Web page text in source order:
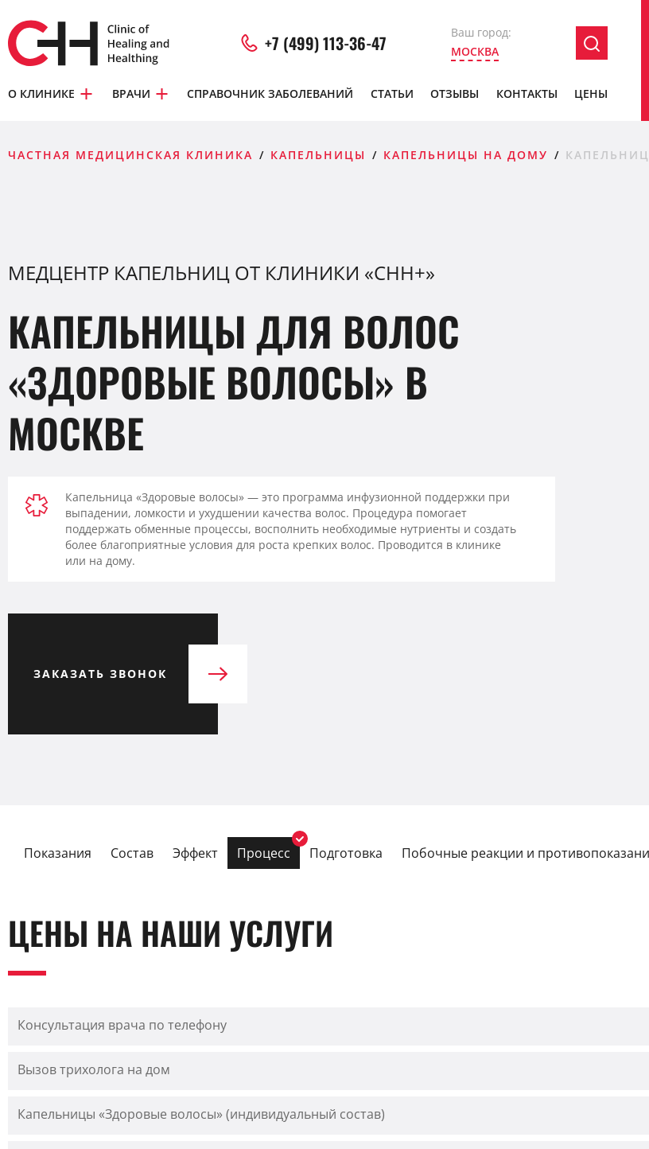
+7 (499) 113-36-47
Ваш город:
МОСКВА
О КЛИНИКЕ ВРАЧИ СПРАВОЧНИК ЗАБОЛЕВАНИЙ СТАТЬИ ОТЗЫВЫ КОНТАКТЫ ЦЕНЫ
ЧАСТНАЯ МЕДИЦИНСКАЯ КЛИНИКА КАПЕЛЬНИЦЫ КАПЕЛЬНИЦЫ НА ДОМУ
МЕДЦЕНТР КАПЕЛЬНИЦ ОТ КЛИНИКИ «СНН+»
КАПЕЛЬНИЦЫ ДЛЯ ВОЛОС
«ЗДОРОВЫЕ ВОЛОСЫ» В
МОСКВЕ
Капельница «Здоровые волосы» — это программа инфузионной поддержки при
выпадении, ломкости и ухудшении качества волос. Процедура помогает
поддержать обменные процессы, восполнить необходимые нутриенты и создать
более благоприятные условия для роста крепких волос. Проводится в клинике
или на дому.
ЗАКАЗАТЬ ЗВОНОК
Показания Состав Эффект Процесс Подготовка Побочные реакции и
ЦЕНЫ НА НАШИ УСЛУГИ
Консультация врача по телефону
Вызов трихолога на дом
Капельницы «Здоровые волосы» (индивидуальный состав)